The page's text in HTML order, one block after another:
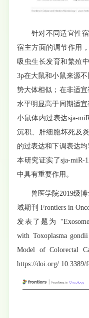
针对不同适宜性宿
宿主方面的调节作用
吸虫生长发育和繁殖
3p在大鼠和小鼠来源
势大体相似；在非适
水平明显高于同期适
小鼠体内过表达sja-
沉积、肝细胞坏死及
的过表达和下调表达均
本研究证实了sja-miR-
中具有重要作用。
兽医学院2019级博
域期刊 Frontiers in
发表了题为
with Toxoplasma
Model of Colorectal
https://doi.org/ 10.3389/